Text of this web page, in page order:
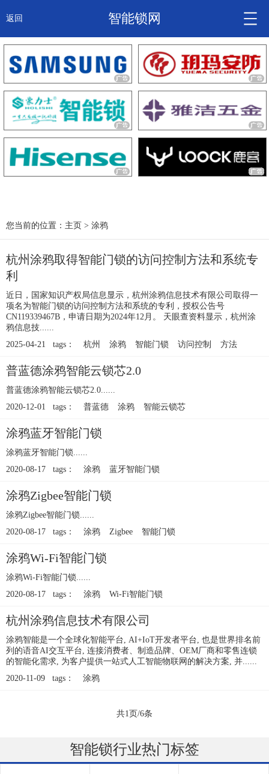
返回 智能锁网
智能锁头条
诚信企业
产品
大咖秀
锁信通
您当前的位置： 主页 > 涂鸦
杭州涂鸦取得智能门锁的访问控制方法和系统专
利
近日，国家知识产权局信息显示，杭州涂鸦信息技术有限公司取得一
项名为智能门锁的访问控制方法和系统的专利，授权公告号
CN119339467B，申请日期为2024年12月。 天眼查资料显示，杭州涂
鸦信息技......
2025-04-21 tags：
杭州 涂鸦 智能门锁 访问控制 方法
普蓝德涂鸦智能云锁芯2.0
普蓝德涂鸦智能云锁芯2.0......
2020-12-01 tags：
普蓝德 涂鸦 智能云锁芯
涂鸦蓝牙智能门锁
涂鸦蓝牙智能门锁......
2020-08-17 tags：
涂鸦 蓝牙智能门锁
涂鸦Zigbee智能门锁
涂鸦Zigbee智能门锁......
2020-08-17 tags：
涂鸦 Zigbee 智能门锁
涂鸦Wi-Fi智能门锁
涂鸦Wi-Fi智能门锁......
2020-08-17 tags：
涂鸦 Wi-Fi智能门锁
杭州涂鸦信息技术有限公司
涂鸦智能是一个全球化智能平台, AI+IoT开发者平台, 也是世界排名前
列的语音AI交互平台, 连接消费者、制造品牌、OEM厂商和零售连锁
的智能化需求, 为客户提供一站式人工智能物联网的解决方案, 并......
2020-11-09 tags：
涂鸦
共1页/6条
智能锁行业热门标签